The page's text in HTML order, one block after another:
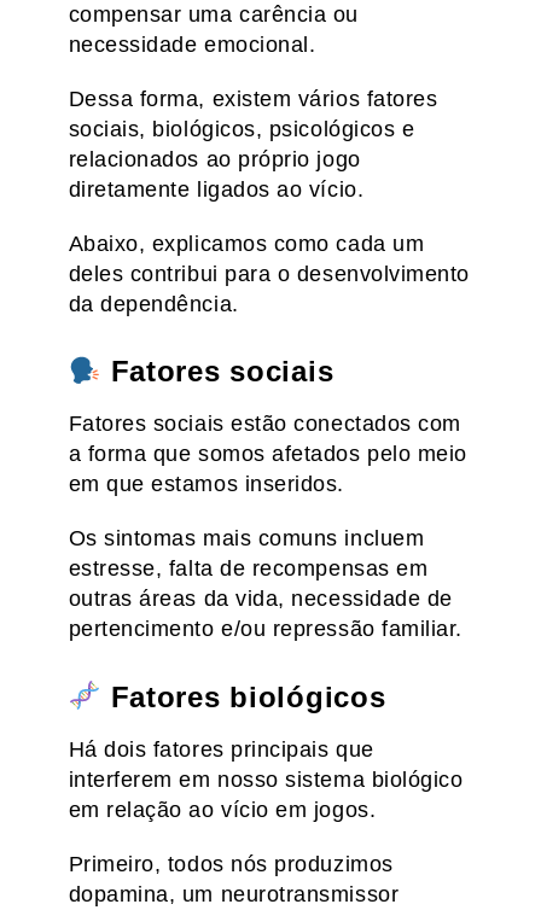
compensar uma carência ou
necessidade emocional.
Dessa forma, existem vários fatores
sociais, biológicos, psicológicos e
relacionados ao próprio jogo
diretamente ligados ao vício.
Abaixo, explicamos como cada um
deles contribui para o desenvolvimento
da dependência.
Fatores sociais
Fatores sociais estão conectados com
a forma que somos afetados pelo meio
em que estamos inseridos.
Os sintomas mais comuns incluem
estresse, falta de recompensas em
outras áreas da vida, necessidade de
pertencimento e/ou repressão familiar.
Fatores biológicos
Há dois fatores principais que
interferem em nosso sistema biológico
em relação ao vício em jogos.
Primeiro, todos nós produzimos
dopamina, um neurotransmissor